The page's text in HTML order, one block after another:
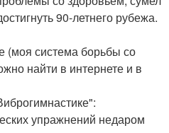
90-летнего рубежа.
(моя система борьбы со
найти в интернете и в
упражнений недаром